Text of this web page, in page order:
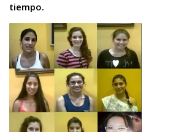
tiempo.